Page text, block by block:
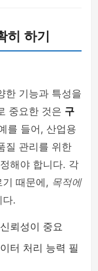
히 하기
한 기능과 특성을
중요한 것은 구
를 들어, 산업용
질 관리를 위한
해야 합니다. 각
때문에, 목적에
다.
뢰성이 중요
터 처리 능력 필